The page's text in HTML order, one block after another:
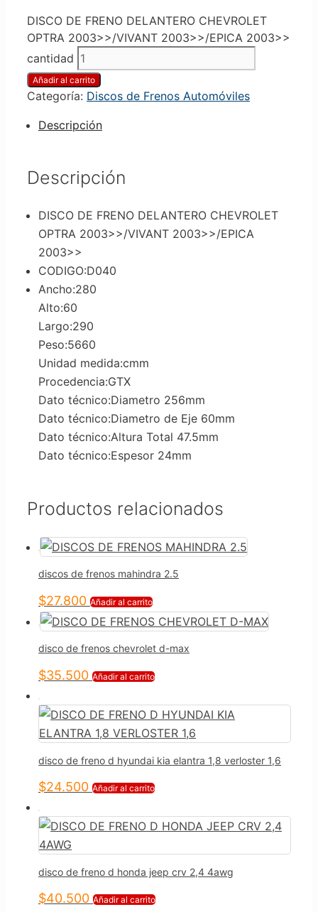
DISCO DE FRENO DELANTERO CHEVROLET
OPTRA 2003>>/VIVANT 2003>>/EPICA 2003>>
cantidad
Añadir al carrito
Categoría: Discos de Frenos Automóviles
Descripción
Descripción
DISCO DE FRENO DELANTERO CHEVROLET
OPTRA 2003>>/VIVANT 2003>>/EPICA
2003>>
CODIGO:D040
Ancho:280
Alto:60
Largo:290
Peso:5660
Unidad medida:cmm
Procedencia:GTX
Dato técnico:Diametro 256mm
Dato técnico:Diametro de Eje 60mm
Dato técnico:Altura Total 47.5mm
Dato técnico:Espesor 24mm
Productos relacionados
discos de frenos mahindra 2.5
$27.800 Añadir al carrito
disco de frenos chevrolet d-max
$35.500 Añadir al carrito
disco de freno d hyundai kia elantra 1,8 verloster 1,6
$24.500 Añadir al carrito
disco de freno d honda jeep crv 2,4 4awg
$40.500 Añadir al carrito